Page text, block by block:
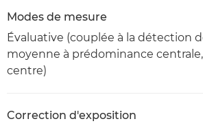
Modes de mesure
Évaluative (couplée à la détection
moyenne à prédominance
centre)
Correction d'exposition